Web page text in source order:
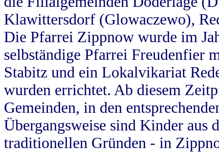
Klawittersdorf (Glowaczewo),
Die Pfarrei Zippnow wurde im
selbständige Pfarrei Freudenfier
Stabitz und ein Lokalvikariat
wurden errichtet. Ab diesem
Gemeinden, in den
Übergangsweise sind Kinder aus
traditionellen Gründen - in